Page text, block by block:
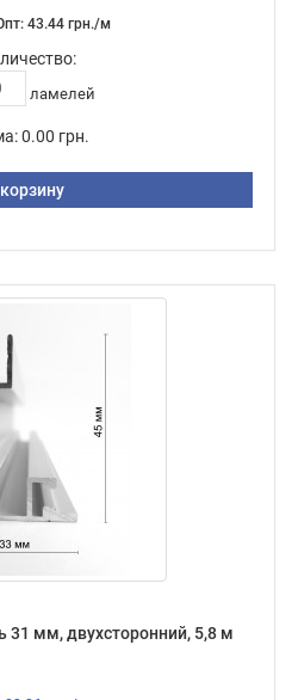
43.44 грн./м
ламелей
0.00 грн.
мм, двухсторонний, 5,8 м